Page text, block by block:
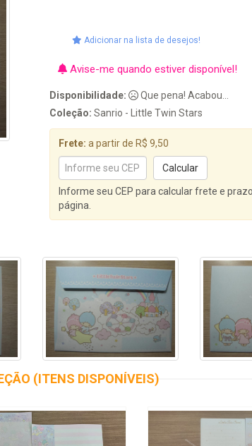
Adicionar na lista de desejos!
Avise-me quando estiver disponível!
Disponibilidade:
Que pena! Acabou...
Coleção: Sanrio - Little Twin Stars
Frete: a partir de R$ 9,50
Informe seu CEP para calcular frete e
página.
(ITENS DISPONÍVEIS)